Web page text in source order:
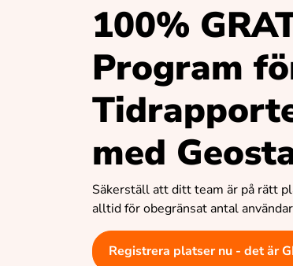
100%
Program
med
Säkerställ att ditt team är på rätt
alltid för obegränsat antal
Registrera platser nu - det är